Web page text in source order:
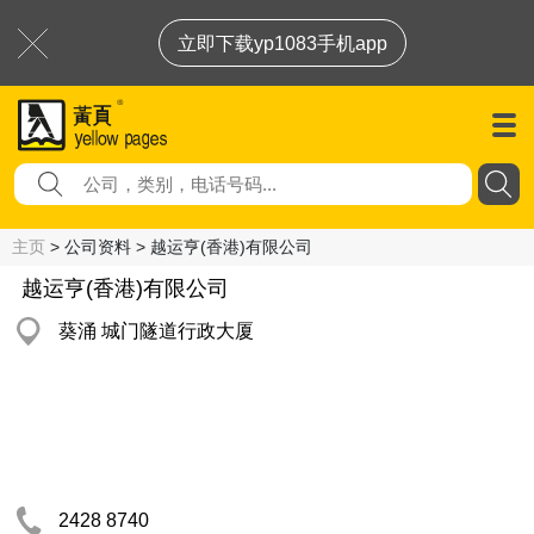
立即下载yp1083手机app
主页 > 公司资料 > 越运亨(香港)有限公司
越运亨(香港)有限公司
葵涌 城门隧道行政大厦
2428 8740